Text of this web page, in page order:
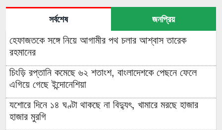
সর্বশেষ জনপ্রিয়
হেফাজতকে সঙ্গে নিয়ে আগামীর পথ চলার আশ্বাস তারেক
রহমানের
চিংড়ি রপ্তানি কমেছে ৬২ শতাংশ, বাংলাদেশকে পেছনে ফেলে
এগিয়ে গেছে ইন্দোনেশিয়া
যশোরে দিনে ১৪ ঘণ্টা থাকছে না বিদ্যুৎ, খামারে মরছে হাজার
হাজার মুরগি